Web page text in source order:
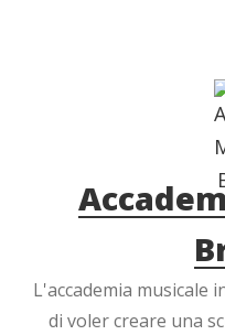
L'accademia musicale
di voler creare una